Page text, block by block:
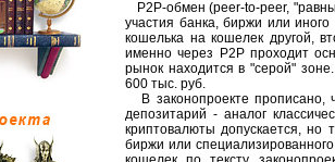
P2P-обмен (peer-to-peer,
участия банка, биржи или
кошелька на кошелек другой,
именно через P2P проходит
рынок находится в "серой"
600 тыс. руб.
В законопроекте прописано,
депозитарий - аналог
криптовалюты допускается, но
биржи или